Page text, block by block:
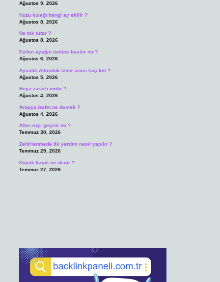
Ağustos 9, 2026
Kuzu kulağı hangi ay ekilir ?
Ağustos 8, 2026
Ne tok tutar ?
Ağustos 8, 2026
Ezilen ayağın üstüne basılır mı ?
Ağustos 6, 2026
Ayvalık Altınoluk İzmir arası kaç km ?
Ağustos 5, 2026
Boya zararlı mıdır ?
Ağustos 4, 2026
Arapça izafet ne demek ?
Ağustos 4, 2026
Altın ısıyı geçirir mi ?
Temmuz 30, 2026
Zehirlenmede ilk yardım nasıl yapılır ?
Temmuz 29, 2026
Küçük kayık ne denir ?
Temmuz 27, 2026